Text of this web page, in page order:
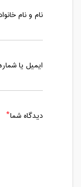
نام و نام
ایمیل یا
دیدگاه شما